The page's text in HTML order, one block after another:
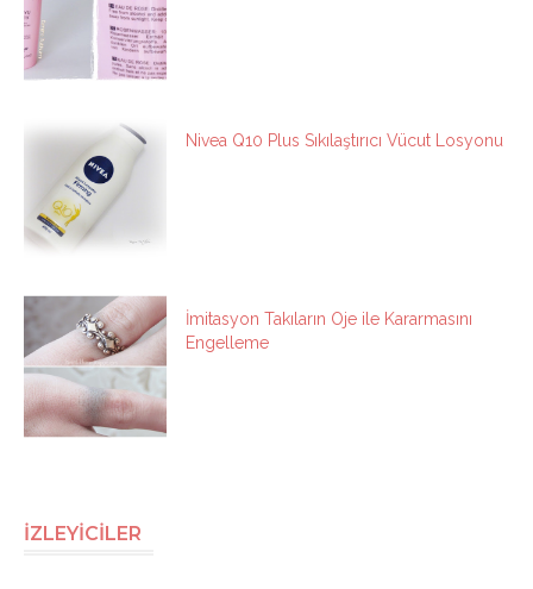
Nivea Q10 Plus Sıkılaştırıcı Vücut Losyonu
İmitasyon Takıların Oje ile Kararmasını
Engelleme
İZLEYİCİLER